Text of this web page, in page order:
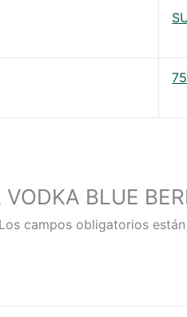
BLUE
Los campos obligatorios